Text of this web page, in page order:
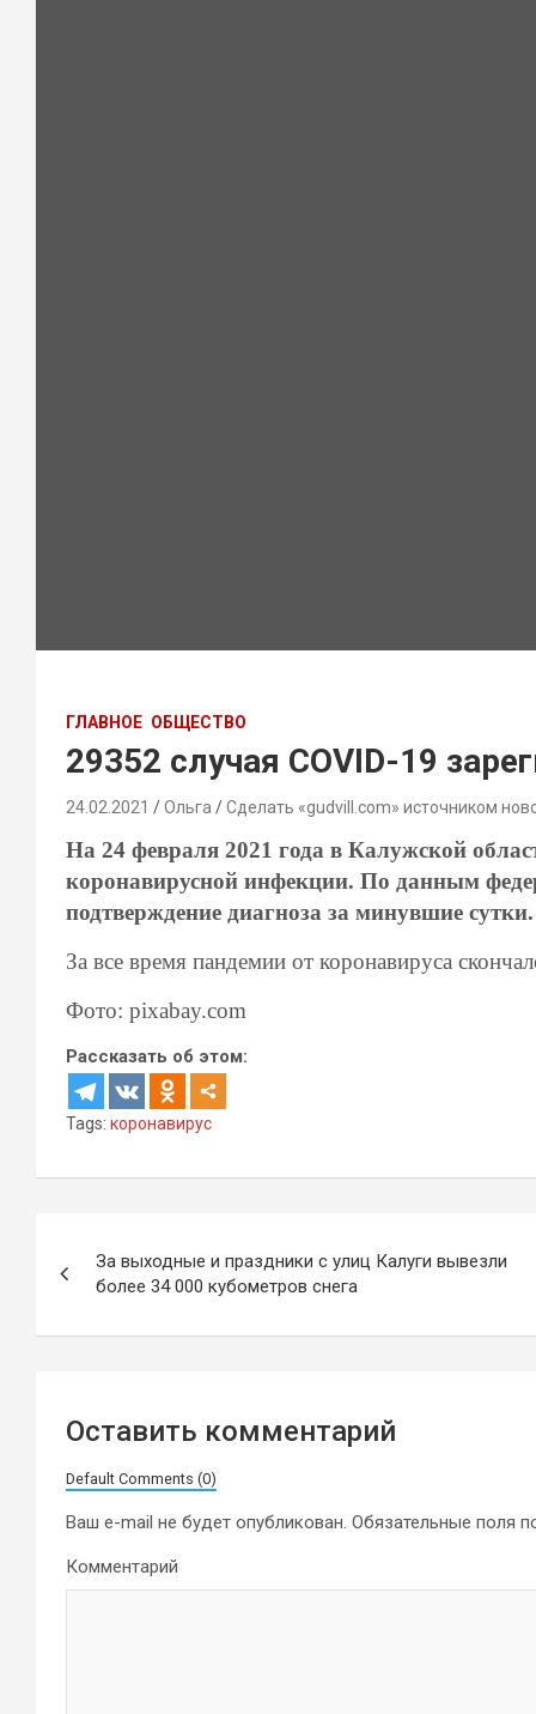
ГЛАВНОЕ ОБЩЕСТВО
29352 случая COVID-19
24.02.2021 Ольга Сделать «gudvill.com» источником
На 24 февраля 2021 года в Калужской
коронавирусной инфекции. По данным
подтверждение диагноза за минувшие
За все время пандемии от коронавируса
Фото: pixabay.com
Рассказать об этом:
Tags: коронавирус
по
записям
За выходные и праздники с улиц Калуги вывезли
более 34 000 кубометров снега
Оставить комментарий
Default Comments (0)
Ваш e-mail не будет опубликован. Обязательные поля
Комментарий